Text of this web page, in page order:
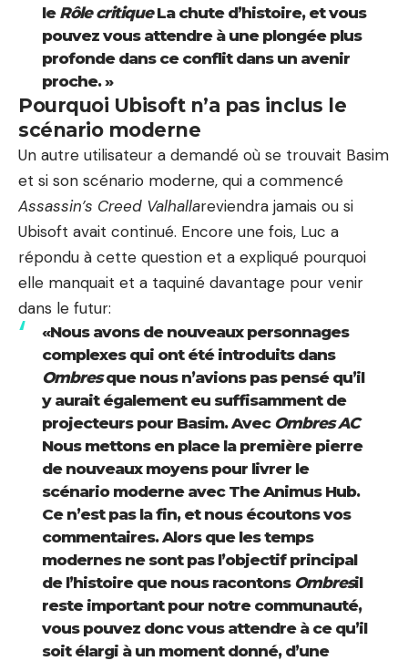
le Rôle critiqueLa chute d’histoire, et vous
pouvez vous attendre à une plongée plus
profonde dans ce conflit dans un avenir
proche. »
Pourquoi Ubisoft n’a pas inclus le
scénario moderne
Un autre utilisateur a demandé où se trouvait Basim
et si son scénario moderne, qui a commencé
Assassin’s Creed Valhallareviendra jamais ou si
Ubisoft avait continué. Encore une fois, Luc a
répondu à cette question et a expliqué pourquoi
elle manquait et a taquiné davantage pour venir
dans le futur:
«Nous avons de nouveaux personnages
complexes qui ont été introduits dans
Ombresque nous n’avions pas pensé qu’il
y aurait également eu suffisamment de
projecteurs pour Basim. Avec Ombres AC
Nous mettons en place la première pierre
de nouveaux moyens pour livrer le
scénario moderne avec The Animus Hub.
Ce n’est pas la fin, et nous écoutons vos
commentaires. Alors que les temps
modernes ne sont pas l’objectif principal
de l’histoire que nous racontons Ombresil
reste important pour notre communauté,
vous pouvez donc vous attendre à ce qu’il
soit élargi à un moment donné, d’une